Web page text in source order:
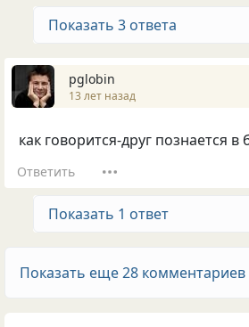
Показать 3 ответа
pglobin
13 лет назад
как говорится-друг познается в
Ответить
Показать 1 ответ
Показать еще 28 комментариев